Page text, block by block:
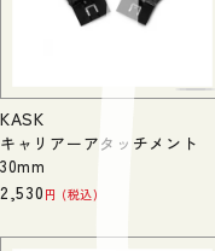
KASK
キャリアーアタッチメント
30mm
2,530 税込